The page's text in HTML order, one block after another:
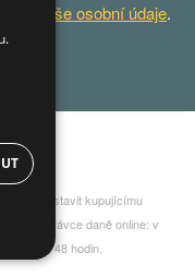
Vaše osobní údaje.
vystavit kupujícímu
u správce daně online: v
do 48 hodin.